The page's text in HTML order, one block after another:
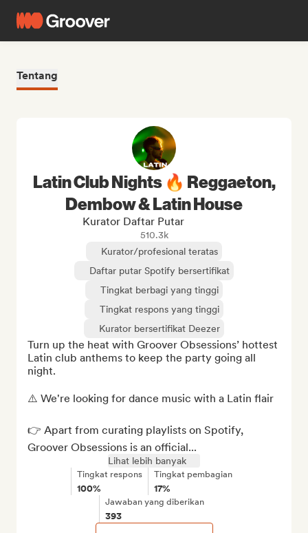
Tentang
Latin Club Nights 🔥 Reggaeton,
Dembow & Latin House
Kurator Daftar Putar
510.3k
Kurator/profesional teratas
Daftar putar Spotify bersertifikat
Tingkat berbagi yang tinggi
Tingkat respons yang tinggi
Kurator bersertifikat Deezer
Turn up the heat with Groover Obsessions’ hottest
Latin club anthems to keep the party going all
night.
⚠️ We're looking for dance music with a Latin flair
👉 Apart from curating playlists on Spotify,
Groover Obsessions is an official...
Lihat lebih banyak
Tingkat respons
100%
Tingkat pembagian
17%
Jawaban yang diberikan
393